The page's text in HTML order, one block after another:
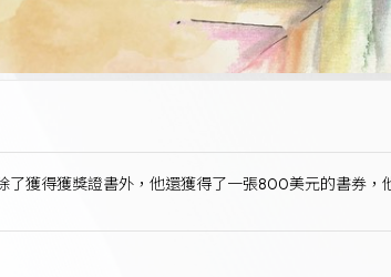
獲得獲獎證書外，他還獲得了一張800美元的書券